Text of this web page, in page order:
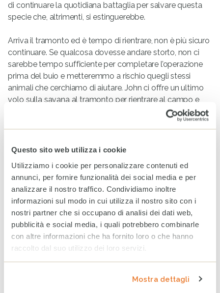
Questo sito web utilizza i cookie
Utilizziamo i cookie per personalizzare contenuti ed
annunci, per fornire funzionalità dei social media e per
analizzare il nostro traffico. Condividiamo inoltre
informazioni sul modo in cui utilizza il nostro sito con i
nostri partner che si occupano di analisi dei dati web,
pubblicità e social media, i quali potrebbero combinarle
con altre informazioni che ha fornito loro o che hanno
raccolto dal suo utilizzo dei loro servizi.
Mostra dettagli
di continuare la quotidiana battaglia per salvare questa
specie che, altrimenti, si estinguerebbe.
Arriva il tramonto ed è tempo di rientrare, non è più sicuro
continuare. Se qualcosa dovesse andare storto, non ci
sarebbe tempo sufficiente per completare l’operazione
prima del buio e metteremmo a rischio quegli stessi
animali che cerchiamo di aiutare. John ci offre un ultimo
volo sulla savana al tramonto per rientrare al campo e
così, senza parole e con un velo di commozione negli
branco di
emozionati e con una consapevolezza unica: essere
Articoli Correlati